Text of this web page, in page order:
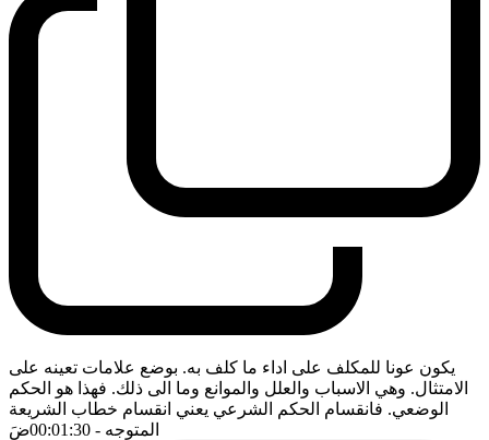
يكون عونا للمكلف على اداء ما كلف به. بوضع علامات تعينه على
الامتثال. وهي الاسباب والعلل والموانع وما الى ذلك. فهذا هو الحكم
الوضعي. فانقسام الحكم الشرعي يعني انقسام خطاب الشريعة
المتوجه - 00:01:30 ضَ